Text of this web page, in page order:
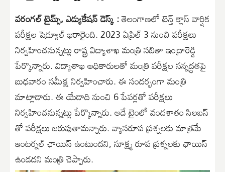
వరంగల్ టైమ్స్, ఎడ్యుకేషన్ డెస్క్ :తెలంగాణలో టెన్త్ క్లాస్ వార్షిక
పరీక్షల షెడ్యూల్ ఖరారైంది. 2023 ఏప్రిల్ 3 నుంచి పరీక్షలు
నిర్వహించనున్నట్లు రాష్ట్ర విద్యాశాఖ మంత్రి సబితా ఇంద్రారెడ్డి
పేర్కొన్నారు. విద్యాశాఖ అధికారులతో మంత్రి పరీక్షల సన్నద్ధతపై
బుధవారం సమీక్ష నిర్వహించారు. ఈ సందర్భంగా మంత్రి
మాట్లాడారు. ఈ యేడాది నుంచి 6 పేపర్లతో పరీక్షలు
నిర్వహించనున్నట్లు పేర్కొన్నారు. అదే టైంలో వందశాతం సిలబస్
తో పరీక్షలు జరుపుతామన్నారు. వ్యాసరూప ప్రశ్నలకు మాత్రమే
ఇంటర్నల్ ఛాయిస్ ఉంటుందని, సూక్ష్మ రూప ప్రశ్నలకు ఛాయిస్
ఉండదని మంత్రి చెప్పారు.